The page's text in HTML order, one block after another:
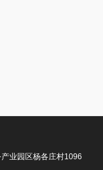
业园区杨各庄村1096